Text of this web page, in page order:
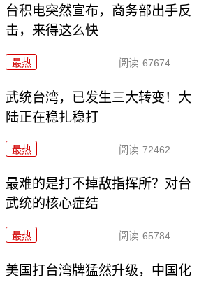
台积电突然宣布，商务部出手反
击，来得这么快
最热 阅读 67674
武统台湾，已发生三大转变！大
陆正在稳扎稳打
最热 阅读 72462
最难的是打不掉敌指挥所？对台
武统的核心症结
最热 阅读 65784
美国打台湾牌猛然升级，中国化